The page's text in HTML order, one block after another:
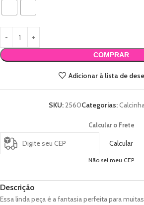
COMPRAR
Adicionar à lista de
SKU:2560Categorias:
Calcular o Frete
Calcular
Não sei meu CEP
Descrição
Essa linda peça é a fantasia perfeita para